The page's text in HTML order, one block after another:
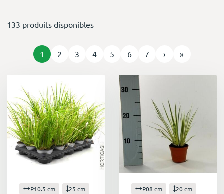
qui saura répondre à toutes vos envies
Que vous recherchiez une touche de légèreté
et de mouvement pour vos massifs fleuris, une
structure verticale pour délimiter vos espaces
ou un feuillage original pour agrémenter vos
potées, les graminées ont forcément ce qu'il
vous faut.
Des atouts pour tous les styles de jardins
Les graminées s'intègrent parfaitement à tous
les styles de jardins, du plus classique au plus
moderne. Elles apportent une touche de
naturel et de raffinement à vos extérieurs, en
s'harmonisant avec toutes sortes de végétaux.
133 produits disponibles
1 2 3 4 5 6 7 › »
P10.5 cm 25 cm P08 cm 20 cm